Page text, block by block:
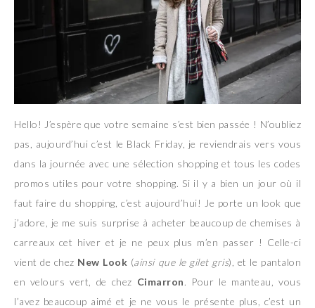
Hello! J’espère que votre semaine s’est bien passée ! N’oubliez
pas, aujourd’hui c’est le Black Friday, je reviendrais vers vous
dans la journée avec une sélection shopping et tous les codes
promos utiles pour votre shopping. Si il y a bien un jour où il
faut faire du shopping, c’est aujourd’hui! Je porte un look que
j’adore, je me suis surprise à acheter beaucoup de chemises à
carreaux cet hiver et je ne peux plus m’en passer ! Celle-ci
vient de chez New Look (ainsi que le gilet gris), et le pantalon
en velours vert, de chez Cimarron. Pour le manteau, vous
l’avez beaucoup aimé et je ne vous le présente plus, c’est un